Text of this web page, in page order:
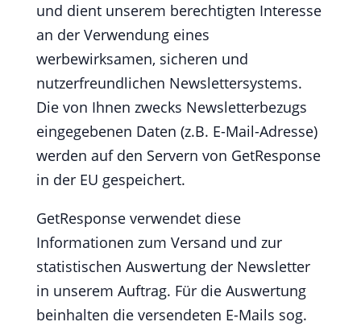
und dient unserem berechtigten Interesse
an der Verwendung eines
werbewirksamen, sicheren und
nutzerfreundlichen Newslettersystems.
Die von Ihnen zwecks Newsletterbezugs
eingegebenen Daten (z.B. E-Mail-Adresse)
werden auf den Servern von GetResponse
in der EU gespeichert.
GetResponse verwendet diese
Informationen zum Versand und zur
statistischen Auswertung der Newsletter
in unserem Auftrag. Für die Auswertung
beinhalten die versendeten E-Mails sog.